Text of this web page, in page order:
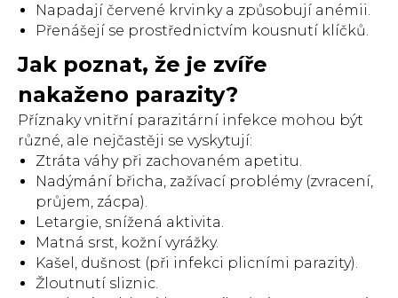
Napadají červené krvinky a způsobují anémii.
Přenášejí se prostřednictvím kousnutí klíčků.
Jak poznat, že je zvíře
nakaženo parazity?
Příznaky vnitřní parazitární infekce mohou být
různé, ale nejčastěji se vyskytují:
Ztráta váhy při zachovaném apetitu.
Nadýmání břicha, zažívací problémy (zvracení,
průjem, zácpa).
Letargie, snížená aktivita.
Matná srst, kožní vyrážky.
Kašel, dušnost (při infekci plicními parazity).
Žloutnutí sliznic.